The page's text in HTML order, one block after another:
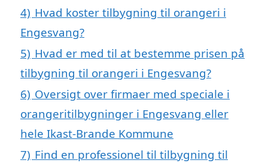
4) Hvad koster tilbygning til orangeri i
Engesvang?
5) Hvad er med til at bestemme prisen på
tilbygning til orangeri i Engesvang?
6) Oversigt over firmaer med speciale i
orangeritilbygninger i Engesvang eller
hele Ikast-Brande Kommune
7) Find en professionel til tilbygning til